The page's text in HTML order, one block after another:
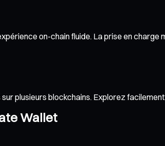
on-chain fluide. La prise en
plusieurs blockchains. Explorez
Wallet